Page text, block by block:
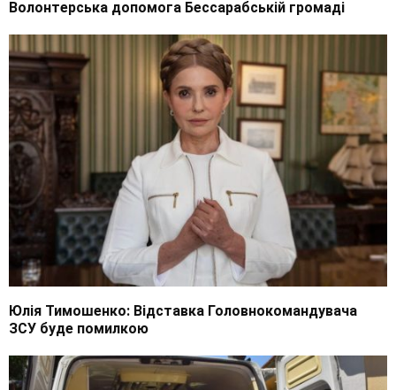
Волонтерська допомога Бессарабській громаді
Юлія Тимошенко: Відставка Головнокомандувача
ЗСУ буде помилкою